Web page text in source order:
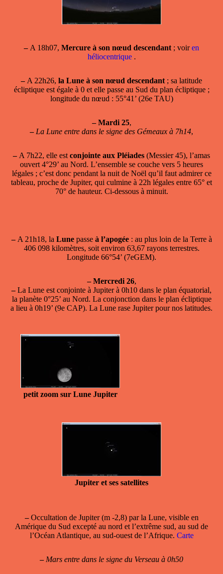
–A 18h07, Mercure à son nœud descendant ; voiren
héliocentrique .
–A 22h26, la Lune à son nœud descendant ; sa latitude
écliptique est égale à 0 et elle passe au Sud du plan écliptique ;
longitude du nœud : 55°41’ (26e TAU)
– Mardi 25,
– La Lune entre dans le signe des Gémeaux à 7h14,
–A 7h22, elle est conjointe aux Pléiades (Messier 45), l’amas
ouvert 4°29’ au Nord. L’ensemble se couche vers 5 heures
légales ; c’est donc pendant la nuit de Noël qu’il faut admirer ce
tableau, proche de Jupiter, qui culmine à 22h légales entre 65° et
70° de hauteur. Ci-dessous à minuit.
–A 21h18, la Lunepasse à l’apogée: au plus loin de la Terre à
406 098 kilomètres, soit environ 63,67 rayons terrestres.
Longitude 66°54’ (7eGEM).
– Mercredi 26,
– La Lune est conjointe à Jupiterà 0h10 dans le plan équatorial,
la planète 0°25’ au Nord. La conjonction dans le plan écliptique
a lieu à 0h19’ (9e CAP). La Lune rase Jupiter pour nos latitudes.
petit zoom sur Lune Jupiter
Jupiter et ses satellites
–Occultation de Jupiter (m -2,8) par la Lune, visible en
Amérique du Sud excepté au nord et l’extrême sud, au sud de
l’Océan Atlantique, au sud-ouest de l’Afrique. Carte
– Mars entre dans le signe du Verseau à 0h50